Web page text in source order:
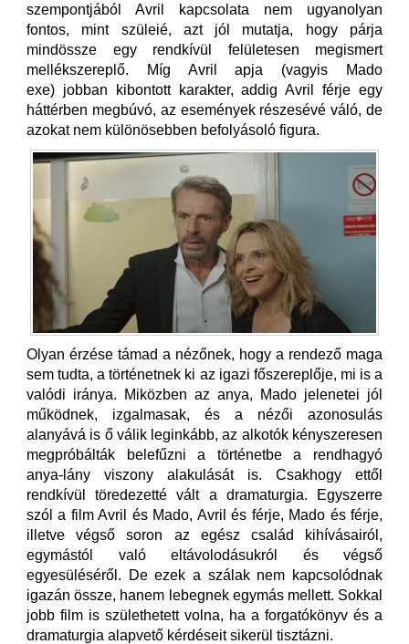
szempontjából Avril kapcsolata nem ugyanolyan
fontos, mint szüleié, azt jól mutatja, hogy párja
mindössze egy rendkívül felületesen megismert
mellékszereplő. Míg Avril apja (vagyis Mado
exe) jobban kibontott karakter, addig Avril férje egy
háttérben megbúvó, az események részesévé váló, de
azokat nem különösebben befolyásoló figura.
Olyan érzése támad a nézőnek, hogy a rendező maga
sem tudta, a történetnek ki az igazi főszereplője, mi is a
valódi iránya. Miközben az anya, Mado jelenetei jól
működnek, izgalmasak, és a nézői azonosulás
alanyává is ő válik leginkább, az alkotók kényszeresen
megpróbálták belefűzni a történetbe a rendhagyó
anya-lány viszony alakulását is. Csakhogy ettől
rendkívül töredezetté vált a dramaturgia. Egyszerre
szól a film Avril és Mado, Avril és férje, Mado és férje,
illetve végső soron az egész család kihívásairól,
egymástól való eltávolodásukról és végső
egyesüléséről. De ezek a szálak nem kapcsolódnak
igazán össze, hanem lebegnek egymás mellett. Sokkal
jobb film is születhetett volna, ha a forgatókönyv és a
dramaturgia alapvető kérdéseit sikerül tisztázni.